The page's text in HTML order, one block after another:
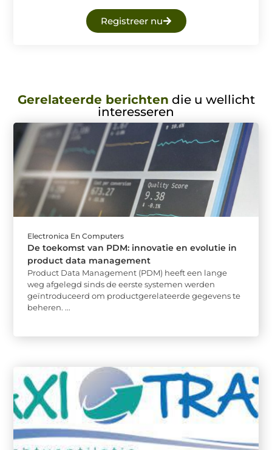
Registreer nu
Gerelateerde berichten die u wellicht
interesseren
Electronica En Computers
De toekomst van PDM: innovatie en evolutie in
product data management
Product Data Management (PDM) heeft een lange
weg afgelegd sinds de eerste systemen werden
geïntroduceerd om productgerelateerde gegevens te
beheren. ...